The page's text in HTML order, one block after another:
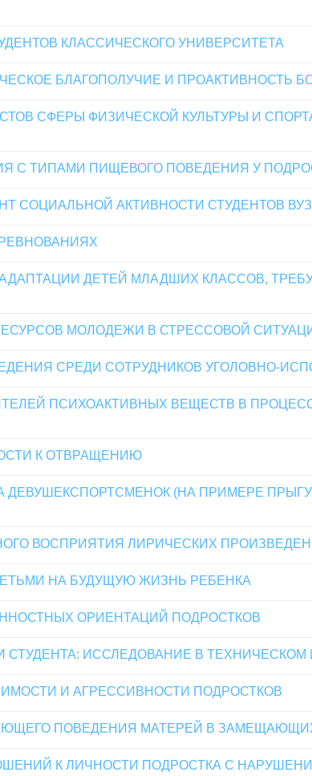
КЛАССИЧЕСКОГО УНИВЕРСИТЕТА
БЛАГОПОЛУЧИЕ И ПРОАКТИВНОСТЬ
СФЕРЫ ФИЗИЧЕСКОЙ КУЛЬТУРЫ И
С ТИПАМИ ПИЩЕВОГО ПОВЕДЕНИЯ У
СОЦИАЛЬНОЙ АКТИВНОСТИ СТУДЕНТОВ
ДЕТЕЙ МЛАДШИХ КЛАССОВ,
МОЛОДЕЖИ В СТРЕССОВОЙ
СРЕДИ СОТРУДНИКОВ УГОЛОВНО-
ПСИХОАКТИВНЫХ ВЕЩЕСТВ В
К ОТВРАЩЕНИЮ
(НА ПРИМЕРЕ
ВОСПРИЯТИЯ ЛИРИЧЕСКИХ
НА БУДУЩУЮ ЖИЗНЬ РЕБЕНКА
ОРИЕНТАЦИЙ ПОДРОСТКОВ
ИССЛЕДОВАНИЕ В ТЕХНИЧЕСКОМ
И АГРЕССИВНОСТИ ПОДРОСТКОВ
ПОВЕДЕНИЯ МАТЕРЕЙ В
К ЛИЧНОСТИ ПОДРОСТКА С